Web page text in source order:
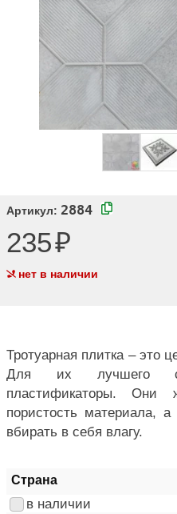
Артикул: 2884
235
нет в наличии
Страна
Тротуарная плитка – это
Для их лучшего
пластификаторы. Они
пористость материала,
вбирать в себя влагу.
в наличии